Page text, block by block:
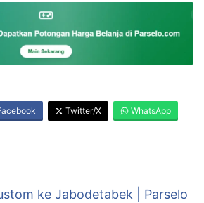
Twitter/X WhatsApp
ke Jabodetabek | Parselo